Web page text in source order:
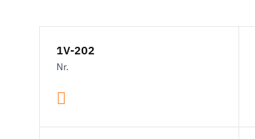
1V-202
Nr.